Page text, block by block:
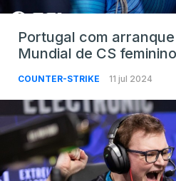
Portugal com
Mundial de CS feminino
COUNTER-STRIKE 11 jul 2024